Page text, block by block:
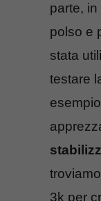
parte,
polso e
stata
testare
3k per